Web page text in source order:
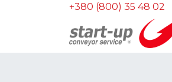
+380 (800) 35 48 02